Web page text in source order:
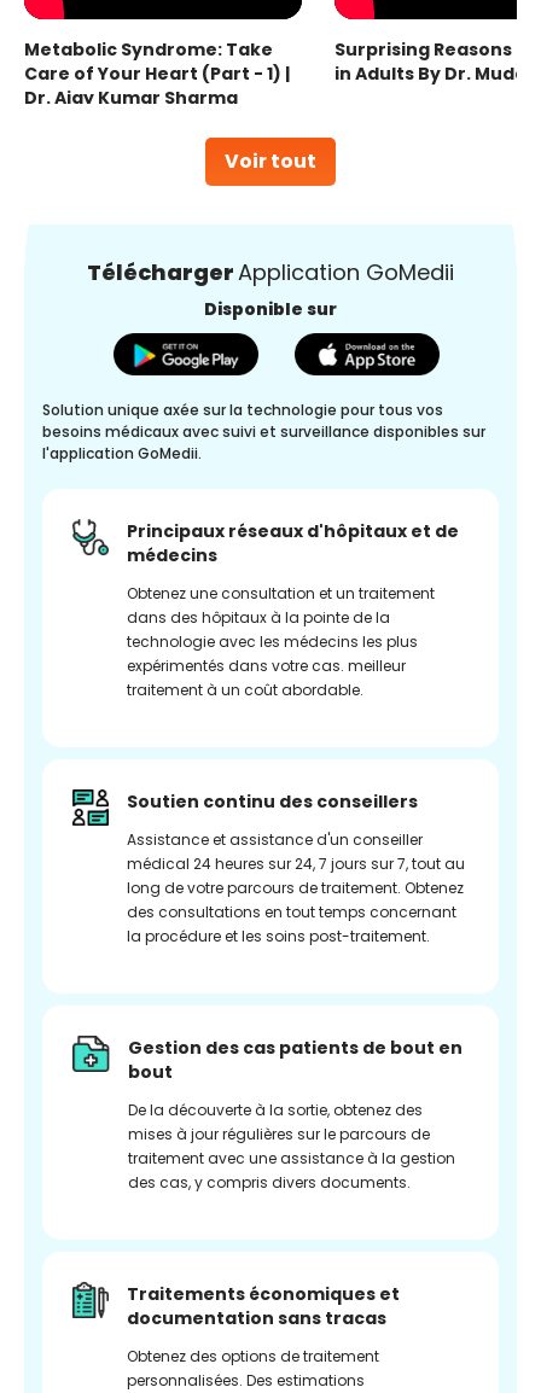
Voir tout
Metabolic Syndrome: Take
Care of Your Heart (Part - 1) |
Dr. Ajay Kumar Sharma
Surprising Reasons
in Adults By Dr.
TéléchargerApplication GoMedii
Disponible sur
Solution unique axée sur la technologie pour tous vos
besoins médicaux avec suivi et surveillance disponibles sur
l'application GoMedii.
Principaux réseaux d'hôpitaux et de
médecins
Obtenez une consultation et un traitement
dans des hôpitaux à la pointe de la
technologie avec les médecins les plus
expérimentés dans votre cas. meilleur
traitement à un coût abordable.
Soutien continu des conseillers
Assistance et assistance d'un conseiller
médical 24 heures sur 24, 7 jours sur 7, tout au
long de votre parcours de traitement. Obtenez
des consultations en tout temps concernant
la procédure et les soins post-traitement.
Gestion des cas patients de bout en
bout
De la découverte à la sortie, obtenez des
mises à jour régulières sur le parcours de
traitement avec une assistance à la gestion
des cas, y compris divers documents.
Traitements économiques et
documentation sans tracas
Obtenez des options de traitement
personnalisées. Des estimations